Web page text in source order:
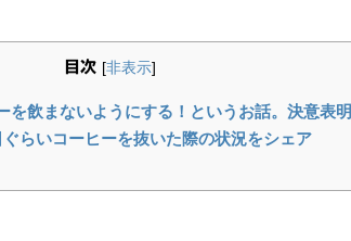
目次 [非表示]
を飲まないようにする！というお話。決意表明
らいコーヒーを抜いた際の状況をシェア